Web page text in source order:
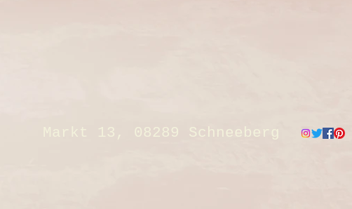
Markt 13, 08289 Schneeberg